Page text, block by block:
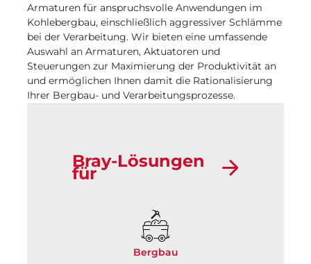
Armaturen für anspruchsvolle Anwendungen im
Kohlebergbau, einschließlich aggressiver Schlämme
bei der Verarbeitung. Wir bieten eine umfassende
Auswahl an Armaturen, Aktuatoren und
Steuerungen zur Maximierung der Produktivität an
und ermöglichen Ihnen damit die Rationalisierung
Ihrer Bergbau- und Verarbeitungsprozesse.
Bray-Lösungen
für
Bergbau